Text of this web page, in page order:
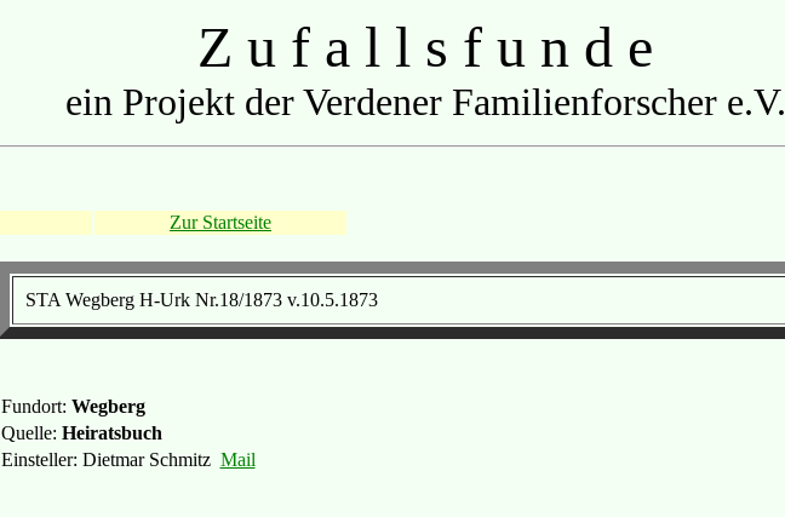
Z u f a l l s f u n d e
ein Projekt der Verdener Familienforscher e.V.
Zur Startseite
STA Wegberg H-Urk Nr.18/1873 v.10.5.1873
Fundort: Wegberg
Quelle: Heiratsbuch
Einsteller: Dietmar Schmitz Mail